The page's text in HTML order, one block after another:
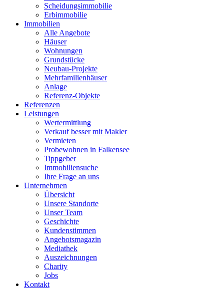
Scheidungsimmobilie
Erbimmobilie
Immobilien
Alle Angebote
Häuser
Wohnungen
Grundstücke
Neubau-Projekte
Mehrfamilienhäuser
Anlage
Referenz-Objekte
Referenzen
Leistungen
Wertermittlung
Verkauf besser mit Makler
Vermieten
Probewohnen in Falkensee
Tippgeber
Immobiliensuche
Ihre Frage an uns
Unternehmen
Übersicht
Unsere Standorte
Unser Team
Geschichte
Kundenstimmen
Angebotsmagazin
Mediathek
Auszeichnungen
Charity
Jobs
Kontakt